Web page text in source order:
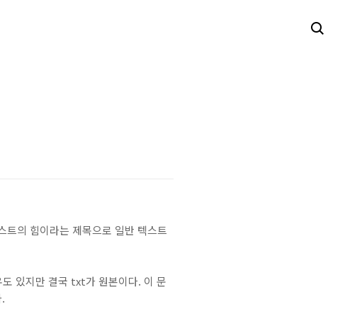
의 힘이라는 제목으로 일반 텍스트
있지만 결국 txt가 원본이다. 이 문